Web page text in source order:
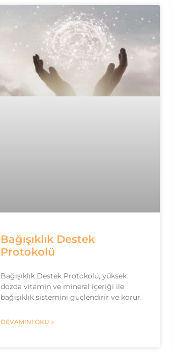
Bağışıklık Destek
Protokolü
Bağışıklık Destek Protokolü, yüksek
dozda vitamin ve mineral içeriği ile
bağışıklık sistemini güçlendirir ve korur.
DEVAMINI OKU »